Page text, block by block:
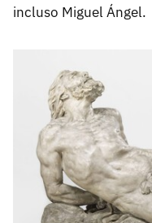
incluso Miguel Ángel.